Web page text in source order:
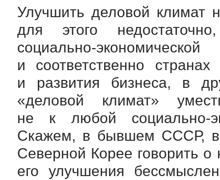
Улучшить деловой климат
для этого
социально-экономической
и соответственно
и развития бизнеса, в
«деловой климат»
не к любой социально-
Скажем, в бывшем СССР, в
Северной Корее говорить о
его улучшения